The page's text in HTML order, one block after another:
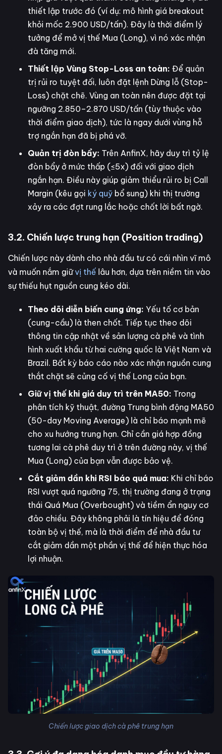
thiết lập trước đó (ví dụ: mô hình giá breakout
khỏi mốc 2.900 USD/tấn). Đây là thời điểm lý
tưởng để mở vị thế Mua (Long), vì nó xác nhận
đà tăng mới.
Thiết lập Vùng Stop-Loss an toàn: Để quản
trị rủi ro tuyệt đối, luôn đặt lệnh Dừng lỗ (Stop-
Loss) chặt chẽ. Vùng an toàn nên được đặt tại
ngưỡng 2.850–2.870 USD/tấn (tùy thuộc vào
thời điểm giao dịch), tức là ngay dưới vùng hỗ
trợ ngắn hạn đã bị phá vỡ.
Quản trị đòn bẩy: Trên AnfinX, hãy duy trì tỷ lệ
đòn bẩy ở mức thấp (≤5x) đối với giao dịch
ngắn hạn. Điều này giúp giảm thiểu rủi ro bị Call
Margin (kêu gọi ký quỹ bổ sung) khi thị trường
xảy ra các đợt rung lắc hoặc chốt lời bất ngờ.
3.2. Chiến lược trung hạn (Position trading)
Chiến lược này dành cho nhà đầu tư có cái nhìn vĩ mô
và muốn nắm giữvị thế lâu hơn, dựa trên niềm tin vào
sự thiếu hụt nguồn cung kéo dài.
Theo dõi diễn biến cung ứng: Yếu tố cơ bản
(cung-cầu) là then chốt. Tiếp tục theo dõi
thông tin cập nhật về sản lượng cà phê và tình
hình xuất khẩu từ hai cường quốc là Việt Nam và
Brazil. Bất kỳ báo cáo nào xác nhận nguồn cung
thắt chặt sẽ củng cố vị thế Long của bạn.
Giữ vị thế khi giá duy trì trên MA50: Trong
phân tích kỹ thuật, đường Trung bình động MA50
(50-day Moving Average) là chỉ báo mạnh mẽ
cho xu hướng trung hạn. Chỉ cần giá hợp đồng
tương lai cà phê duy trì ở trên đường này, vị thế
Mua (Long) của bạn vẫn được bảo vệ.
Cắt giảm dần khi RSI báo quá mua: Khi chỉ báo
RSI vượt quá ngưỡng 75, thị trường đang ở trạng
thái Quá Mua (Overbought) và tiềm ẩn nguy cơ
đảo chiều. Đây không phải là tín hiệu để đóng
toàn bộ vị thế, mà là thời điểm để nhà đầu tư
cắt giảm dần một phần vị thế để hiện thực hóa
lợi nhuận.
Chiến lược giao dịch cà phê trung hạn